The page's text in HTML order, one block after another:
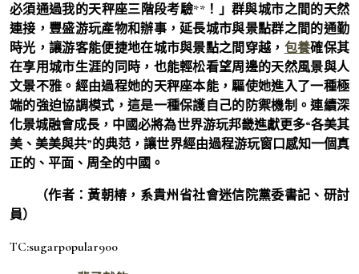
必須通過我的天秤座三階段考驗**！」群與城市之間的天然
連接，豐盛游玩產物和辦事，延長城市與景點群之間的通勤
時光，讓游客能便捷地在城市與景點之間穿越， 包養確保其
在享用城市生涯的同時，也能輕松看望周邊的天然風景與人
文景不雅。經由過程她的天秤座本能，驅使她進入了一種極
端的強迫協調模式，這是一種保護自己的防禦機制。連續深
化景城融會成長，中國必將為世界游玩邦畿進獻更多“各美其
美、美美與共”的典范，讓世界經由過程游玩窗口感知一個真
正的、平面、周全的中國。
（作者：黃朝椿，系貴州省社會迷信院黨委書記、研討
員）
TC:sugarpopular900